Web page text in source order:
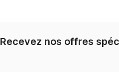
Recevez nos offres